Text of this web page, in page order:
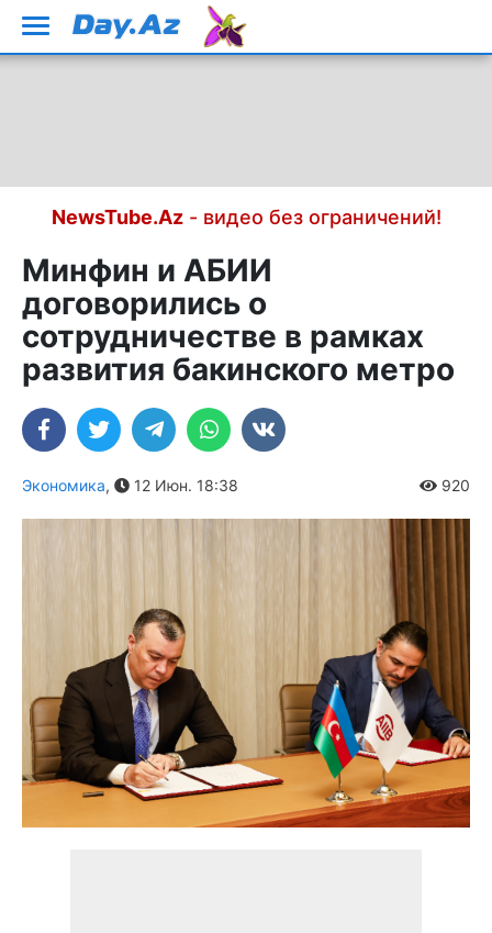
NewsTube.Az- видео без ограничений!
Минфин и АБИИ
договорились о
сотрудничестве в рамках
развития бакинского метро
Экономика, 12 Июн. 18:38 920